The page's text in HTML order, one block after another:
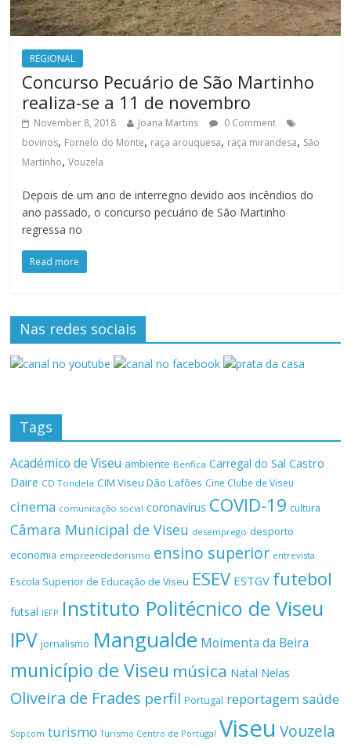
REGIONAL
Concurso Pecuário de São Martinho
realiza-se a 11 de novembro
November 8, 2018 Joana Martins
0 Comment
bovinos, Fornelo do Monte, raça arouquesa, raça mirandesa, São
Martinho,Vouzela
Depois de um ano de interregno devido aos incêndios do
ano passado, o concurso pecuário de São Martinho
regressa no
Read more
Nas redes sociais
Tags
Académico de Viseu ambiente Benfica Carregal do Sal Castro
Daire CD Tondela CIM Viseu Dão Lafões Cine Clube de Viseu
cinema comunicação social coronavírus COVID-19 cultura
Câmara Municipal de Viseu desemprego desporto
economia empreendedorismo ensino superior entrevista
Escola Superior de Educação de Viseu ESEV ESTGV futebol
futsal IEFP Instituto Politécnico de Viseu
IPV jornalismo Mangualde Moimenta da Beira
município de Viseu música Natal Nelas
Oliveira de Frades perfil Portugal reportagemsaúde
Sopcom turismo Turismo Centro de Portugal Viseu Vouzela